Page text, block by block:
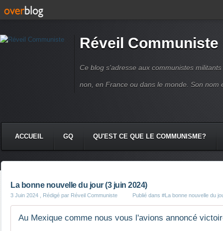
Réveil Communiste
Ce blog s'adresse aux communistes
non, en France ou dans le monde. Son nom
ACCUEIL GQ QU'EST CE QUE LE COMMUNISME?
La bonne nouvelle du jour (3 juin 2024)
3 Juin 2024 , Rédigé par Réveil Communiste Publié dans #La bonne nouvelle du